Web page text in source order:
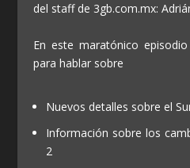
del staff de 3gb.com.mx:
En este maratónico
para hablar sobre
Nuevos detalles sobre el
Información sobre los
2